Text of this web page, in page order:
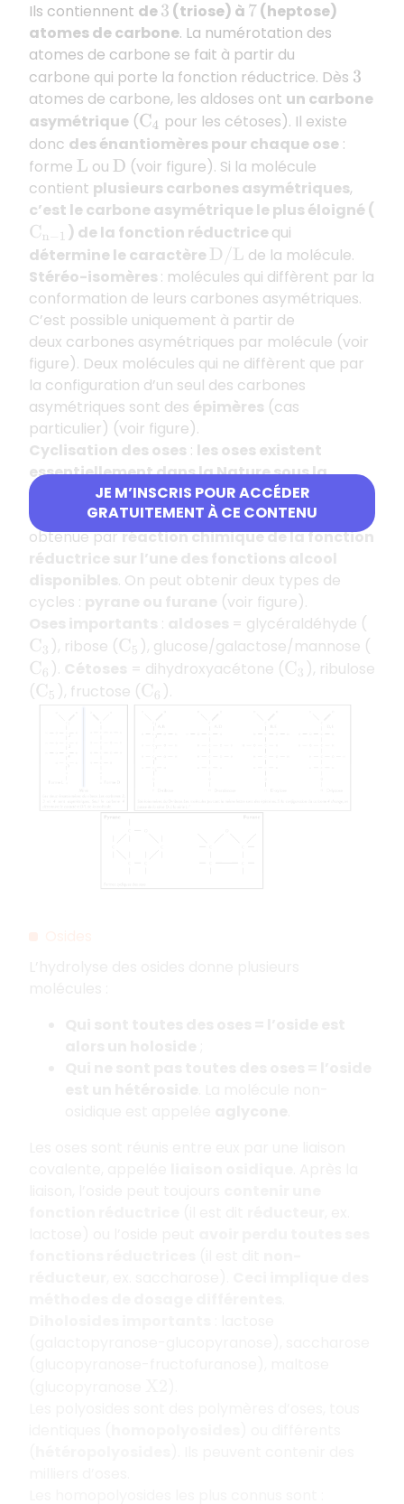
JE M’INSCRIS POUR ACCÉDER
GRATUITEMENT À CE CONTENU
Ils contiennent de3 (triose) à 7(heptose)
atomes de carbone. La numérotation des
atomes de carbone se fait à partir du
carbone qui porte la fonction réductrice. Dès 3
atomes de carbone, les aldoses ont un carbone
asymétrique (C4 pour les cétoses). Il existe
donc des énantiomères pour chaque ose :
forme L ou D (voir figure). Si la molécule
contient plusieurs carbones asymétriques,
c’est le carbone asymétrique le plus éloigné (
Cn ) de la fonction réductricequi
détermine le caractèreD/L
de la molécule.
Stéréo-isomères : molécules qui diffèrent par la
conformation de leurs carbones asymétriques.
C’est possible uniquement à partir de
deux carbones asymétriques par molécule (voir
figure). Deux molécules qui ne diffèrent que par
la configuration d’un seul des carbones
asymétriques sont des épimères (cas
particulier) (voir figure).
Cyclisation des oses : les oses existent
essentiellement dans la Nature sous la
forme de molécules cycliques, et plus
rarement linéaires.La forme cycliqueest
obtenue parréaction chimique de la fonction
. On peut obtenir deux types de
cycles :
(voir figure).
:
= glycéraldéhyde (
C3 ), ribose (C5 ), glucose/galactose/mannose (
C6 ). = dihydroxyacétone (C3 ), ribulose
(C5 ), fructose (C6 ).